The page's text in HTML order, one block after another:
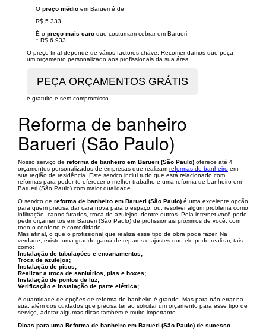
O preço médio em Barueri é de
R$ 5.333
É o preço mais caro que costumam cobrar em Barueri
↑ R$ 6.933
O preço final depende de vários factores chave. Recomendamos que peça
um orçamento personalizado aos profissionais da sua área.
é gratuito e sem compromisso
Reforma de banheiro
Barueri (São Paulo)
Nosso serviço de reforma de banheiro em Barueri (São Paulo) oferece até 4
orçamentos personalizados de empresas que realizam reformas de banheiro em
sua região de residência. Este serviço inclui tudo que está relacionado com
reformas para poder te oferecer o melhor trabalho e uma reforma de banheiro em
Barueri (São Paulo) com maior qualidade.
O serviço de reforma de banheiro em Barueri (São Paulo) é uma excelente opção
para quem precisa dar cara nova para o espaço, ou, resolver algum problema como
infiltração, canos furados, troca de azulejos, dentre outros. Pela internet você pode
pedir orçamentos em Barueri (São Paulo) de profissionais próximos de você, com
todo o conforto e comodidade.
Mas afinal, o que o profissional que realiza esse tipo de obra pode fazer. Na
verdade, existe uma grande gama de reparos e ajustes que ele pode realizar, tais
como:
Instalação de tubulações e encanamentos;
Troca de azulejos;
Instalação de pisos;
Realizar a troca de sanitários, pias e boxes;
Instalação de pontos de luz;
Verificação e instalação de parte elétrica;
A quantidade de opções de reforma de banheiro é grande. Mas para não errar na
sua, além dos cuidados que precisa ter ao solicitar um orçamento para esse tipo de
serviço, adotar algumas dicas também é muito importante.
Dicas para uma Reforma de banheiro em Barueri (São Paulo) de sucesso